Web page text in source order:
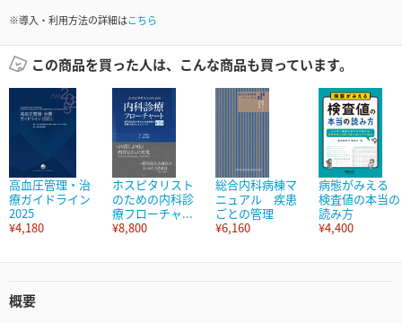
※導入・利用方法の詳細はこちら
この商品を買った人は、こんな商品も買っています。
高血圧管理・治
療ガイドライン
2025
¥4,180
ホスピタリスト
のための内科診
療フローチャ...
¥8,800
総合内科病棟マ
ニュアル 疾患
ごとの管理
¥6,160
病態がみえる
検査値の本当の
読み方
¥4,400
概要